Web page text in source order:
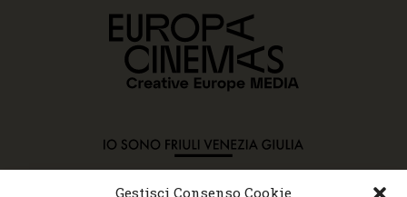
Gestisci Consenso Cookie